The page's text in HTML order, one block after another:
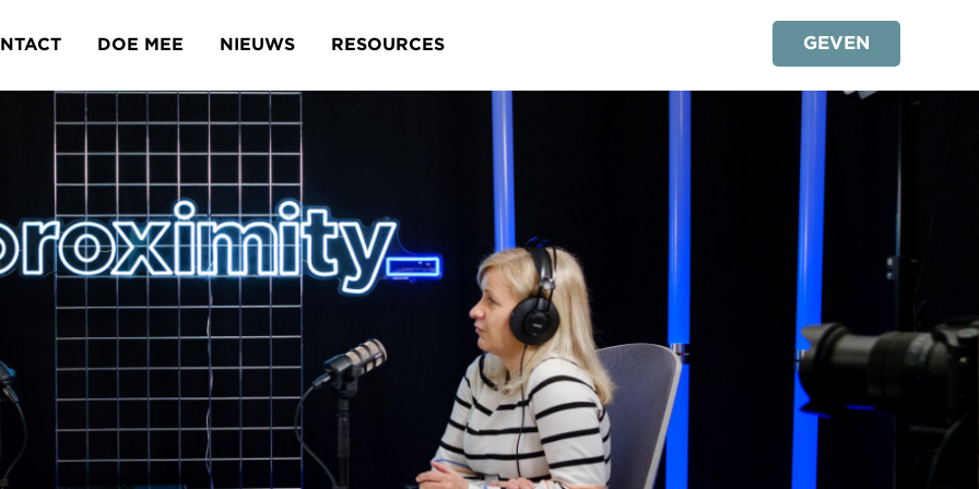
DOE MEE NIEUWS RESOURCES GEVEN